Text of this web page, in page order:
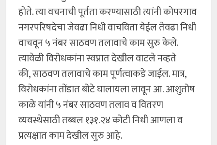
होते. त्या वचनाची पूर्तता करण्यासाठी त्यांनी कोपरगाव
नगरपरिषदेचा जेवढा निधी वाचविता येईल तेवढा निधी
वाचवून ५ नंबर साठवण तलावाचे काम सुरु केले.
त्यावेळी विरोधकांना स्वप्नात देखील वाटले नव्हते
की, साठवण तलावाचे काम पूर्णत्वाकडे जाईल. मात्र,
विरोधकांना तोंडात बोटे घालायला लावून आ. आशुतोष
काळे यांनी ५ नंबर साठवण तलाव व वितरण
व्यवस्थेसाठी तब्बल १३१.२४ कोटी निधी आणला व
प्रत्यक्षात काम देखील सुरु आहे.